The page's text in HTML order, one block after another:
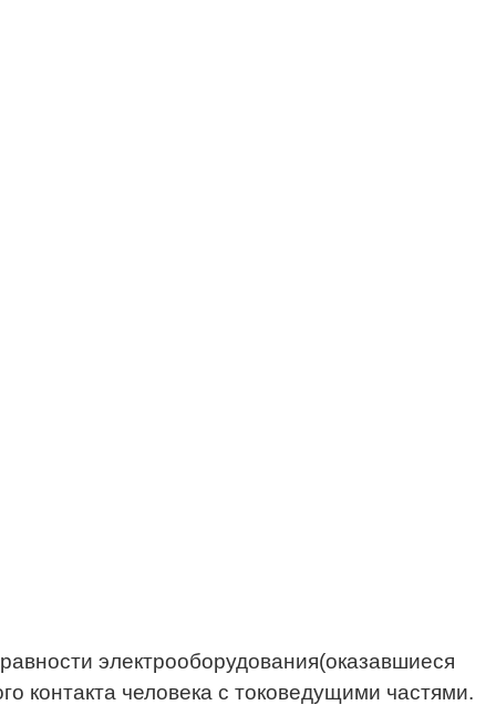
электрооборудования(оказавшиеся
контакта человека с токоведущими частями.